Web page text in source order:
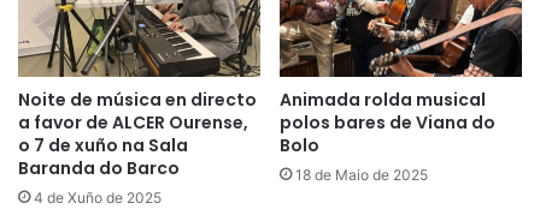
Noite de música en directo
a favor de ALCER Ourense,
o 7 de xuño na Sala
Baranda do Barco
4 de Xuño de 2025
Animada rolda musical
polos bares de Viana do
Bolo
18 de Maio de 2025